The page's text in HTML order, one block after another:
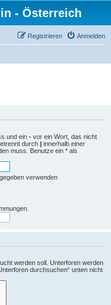
- Österreich
Anmelden
Registrieren
und ein - vor ein Wort, das nicht
durch | innerhalb einer
muss. Benutze ein * als
verwenden
werden soll. Unterforen werden
durchsuchen“ unten nicht